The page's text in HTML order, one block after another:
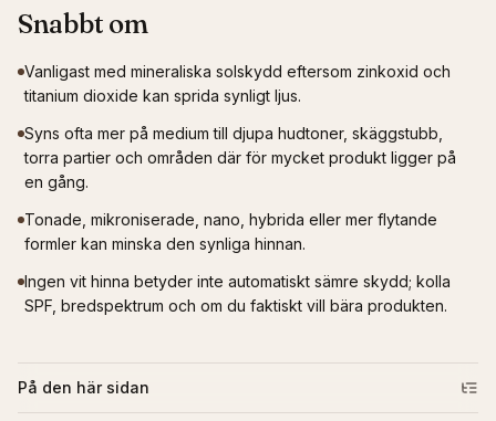
Snabbt om
Vanligast med mineraliska solskydd eftersom zinkoxid och
titanium dioxide kan sprida synligt ljus.
Syns ofta mer på medium till djupa hudtoner, skäggstubb,
torra partier och områden där för mycket produkt ligger på
en gång.
Tonade, mikroniserade, nano, hybrida eller mer flytande
formler kan minska den synliga hinnan.
Ingen vit hinna betyder inte automatiskt sämre skydd; kolla
SPF, bredspektrum och om du faktiskt vill bära produkten.
På den här sidan